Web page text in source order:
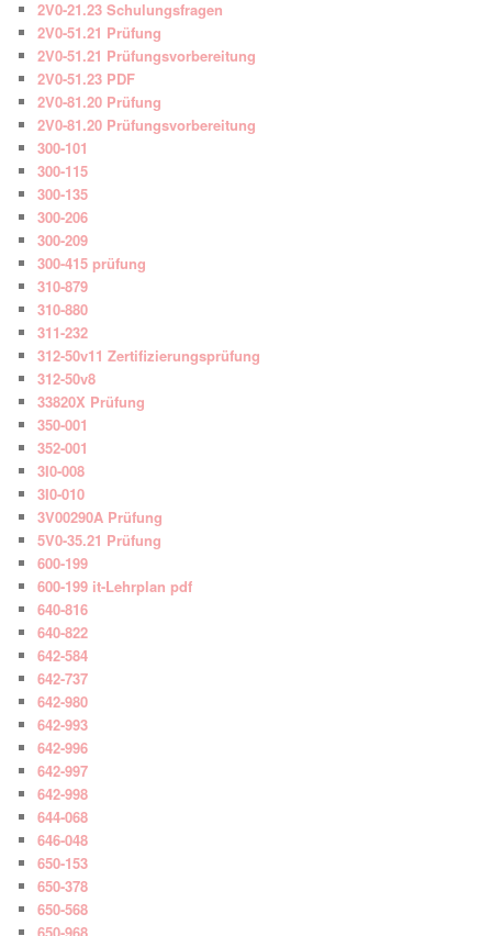
2V0-21.23 Schulungsfragen
2V0-51.21 Prüfung
2V0-51.21 Prüfungsvorbereitung
2V0-51.23 PDF
2V0-81.20 Prüfung
2V0-81.20 Prüfungsvorbereitung
300-101
300-115
300-135
300-206
300-209
300-415 prüfung
310-879
310-880
311-232
312-50v11 Zertifizierungsprüfung
312-50v8
33820X Prüfung
350-001
352-001
3I0-008
3I0-010
3V00290A Prüfung
5V0-35.21 Prüfung
600-199
600-199 it-Lehrplan pdf
640-816
640-822
642-584
642-737
642-980
642-993
642-996
642-997
642-998
644-068
646-048
650-153
650-378
650-568